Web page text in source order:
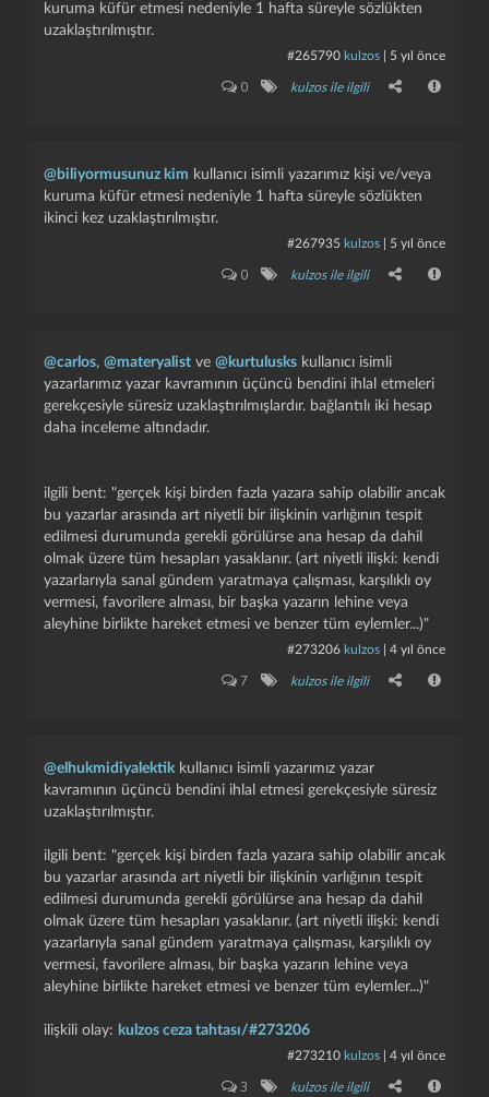
kuruma küfür etmesi nedeniyle 1 hafta süreyle sözlükten
uzaklaştırılmıştır.
#265790 kulzos 5 yıl önce
0 kulzos ile ilgili
@biliyormusunuz kim kullanıcı isimli yazarımız kişi ve/veya
kuruma küfür etmesi nedeniyle 1 hafta süreyle sözlükten
ikinci kez uzaklaştırılmıştır.
#267935 kulzos 5 yıl önce
0 kulzos ile ilgili
@carlos, @materyalist ve @kurtulusks kullanıcı isimli
yazarlarımız yazar kavramının üçüncü bendini ihlal etmeleri
gerekçesiyle süresiz uzaklaştırılmışlardır. bağlantılı iki hesap
daha inceleme altındadır.
ilgili bent: "gerçek kişi birden fazla yazara sahip olabilir ancak
bu yazarlar arasında art niyetli bir ilişkinin varlığının tespit
edilmesi durumunda gerekli görülürse ana hesap da dahil
olmak üzere tüm hesapları yasaklanır. (art niyetli ilişki: kendi
yazarlarıyla sanal gündem yaratmaya çalışması, karşılıklı oy
vermesi, favorilere alması, bir başka yazarın lehine veya
aleyhine birlikte hareket etmesi ve benzer tüm eylemler...)"
#273206 kulzos 4 yıl önce
7 kulzos ile ilgili
@elhukmidiyalektikkullanıcı isimli yazarımız yazar
kavramının üçüncü bendini ihlal etmesi gerekçesiyle süresiz
uzaklaştırılmıştır.
ilgili bent: "gerçek kişi birden fazla yazara sahip olabilir ancak
bu yazarlar arasında art niyetli bir ilişkinin varlığının tespit
edilmesi durumunda gerekli görülürse ana hesap da dahil
olmak üzere tüm hesapları yasaklanır. (art niyetli ilişki: kendi
yazarlarıyla sanal gündem yaratmaya çalışması, karşılıklı oy
vermesi, favorilere alması, bir başka yazarın lehine veya
aleyhine birlikte hareket etmesi ve benzer tüm eylemler...)"
ilişkili olay: kulzos ceza tahtası/#273206
#273210 kulzos 4 yıl önce
3 kulzos ile ilgili